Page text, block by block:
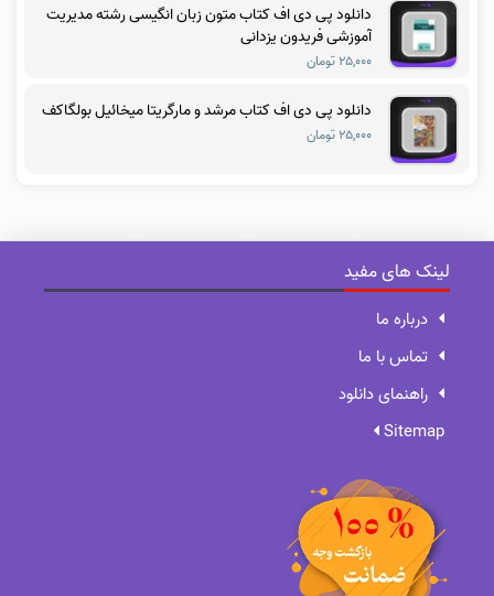
دانلود پی دی اف کتاب متون زبان انگیسی رشته مدیریت
آموزشی فریدون یزدانی
۲۵,۰۰۰ تومان
دانلود پی دی اف کتاب مرشد و مارگریتا میخائیل بولگاکف
۲۵,۰۰۰ تومان
لینک های مفید
درباره ما
تماس با ما
راهنمای دانلود
Sitemap